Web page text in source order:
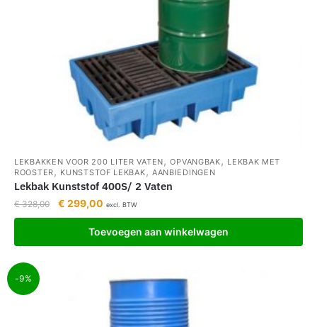
LEKBAKKEN VOOR 200 LITER VATEN,OPVANGBAK, LEKBAK MET
ROOSTER, KUNSTSTOF LEKBAK, AANBIEDINGEN
Lekbak Kunststof 400S/ 2 Vaten
€328,00 € 299,00 excl. BTW
Toevoegen aan winkelwagen
-9%